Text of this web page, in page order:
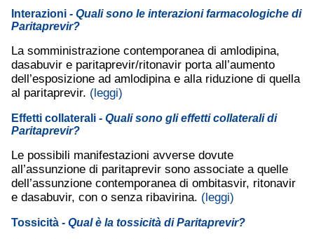
Interazioni - Quali sono le interazioni farmacologiche di
Paritaprevir?
La somministrazione contemporanea di amlodipina,
dasabuvir e paritaprevir/ritonavir porta all’aumento
dell’esposizione ad amlodipina e alla riduzione di quella
al paritaprevir. (leggi)
Effetti collaterali - Quali sono gli effetti collaterali di
Paritaprevir?
Le possibili manifestazioni avverse dovute
all’assunzione di paritaprevir sono associate a quelle
dell’assunzione contemporanea di ombitasvir, ritonavir
e dasabuvir, con o senza ribavirina. (leggi)
Tossicità - Qual è la tossicità di Paritaprevir?